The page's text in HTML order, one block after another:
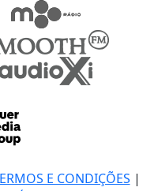
E CONDIÇÕES |